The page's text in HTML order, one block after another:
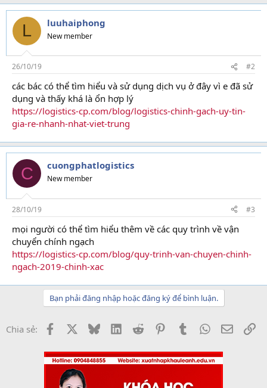
L luuhaiphong
New member
26/10/19 #2
các bác có thể tìm hiểu và sử dụng dịch vụ ở đây vì e đã sử
dụng và thấy khá là ổn hợp lý
https://logistics-cp.com/blog/logistics-chinh-gach-uy-tin-
gia-re-nhanh-nhat-viet-trung
C cuongphatlogistics
New member
28/10/19 #3
mọi người có thể tìm hiểu thêm về các quy trình về vận
chuyển chính ngạch
https://logistics-cp.com/blog/quy-trinh-van-chuyen-chinh-
ngach-2019-chinh-xac
Bạn phải đăng nhập hoặc đăng ký để bình luận.
Chia sẻ: Facebook BlueskyLinkedInReddit PinterestTumblrWhatsApp
Email